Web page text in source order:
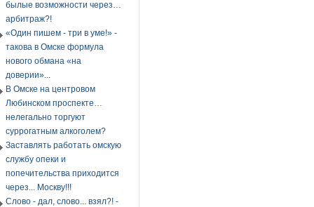
былые возможности через…
арбитраж?!
«Один пишем - три в уме!» -
такова в Омске формула
нового обмана «на
доверии»...
В Омске на центровом
Любинском проспекте…
нелегально торгуют
суррогатным алкоголем?
Заставлять работать омскую
службу опеки и
попечительства приходится
через... Москву!!!
Слово - дал, слово... взял?! -